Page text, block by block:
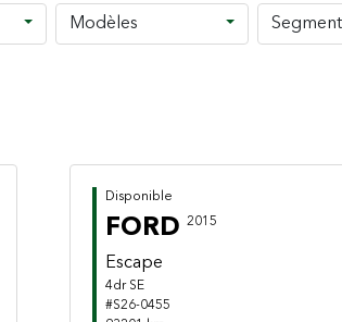
Modèles
Disponible
FORD 2015
Escape
4dr SE
#S26-0455